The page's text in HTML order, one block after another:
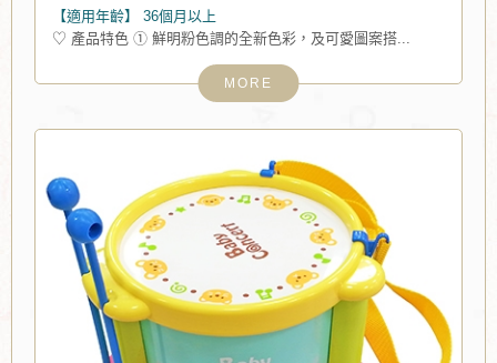
【適用年齡】 36個月以上
♡ 產品特色 ① 鮮明粉色調的全新色彩，及可愛圖案搭...
MORE